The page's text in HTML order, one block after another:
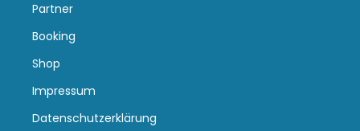
Partner
Booking
Shop
Impressum
Datenschutzerklärung